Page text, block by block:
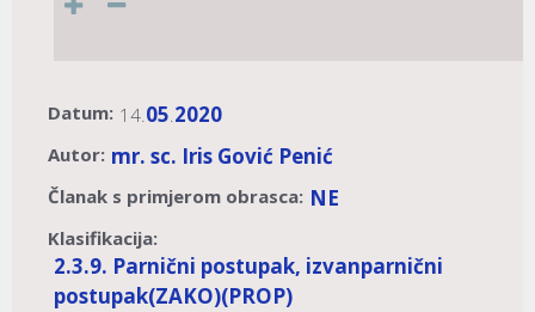
Datum: 14.05.2020
Autor: mr. sc. Iris Gović Penić
Članak s primjerom obrasca: NE
Klasifikacija:
2.3.9. Parnični postupak, izvanparnični
postupak(ZAKO)(PROP)